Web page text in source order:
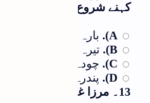
کہنے شروع کیے؟
A).
بارہ برس
B).
تیرہ برس
C).
چودہ برس
D).
پندرہ برس
13۔ مرزا غالب کی کل کتنی